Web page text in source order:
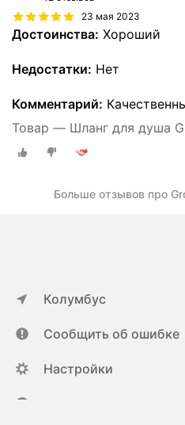
23 мая 2023
Достоинства: Хороший
Недостатки: Нет
Комментарий:
Товар — Шланг для душа
Больше отзывов про
Колумбус
Сообщить об ошибке
Настройки